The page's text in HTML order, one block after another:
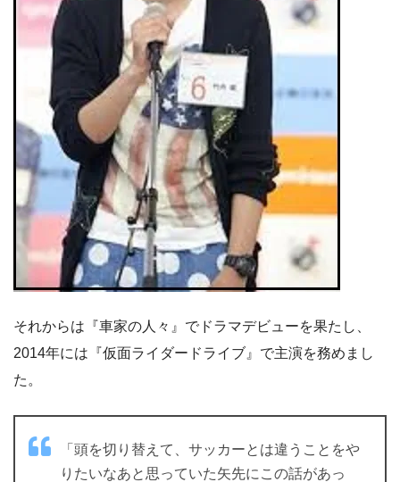
それからは『車家の人々』でドラマデビューを果たし、
2014年には『仮面ライダードライブ』で主演を務めまし
た。
「頭を切り替えて、サッカーとは違うことをや
りたいなあと思っていた矢先にこの話があっ